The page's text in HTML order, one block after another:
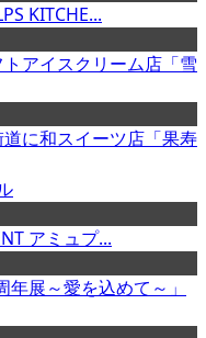
KITCHE...
アイスクリーム店「雪
に和スイーツ店「果寿
アミュプ...
展～愛を込めて～」